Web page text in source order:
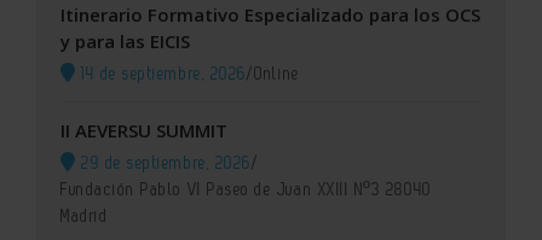
Itinerario Formativo Especializado para los OCS
y para las EICIS
14 de septiembre, 2026/Online
II AEVERSU SUMMIT
29 de septiembre, 2026/
Fundación Pablo VI Paseo de Juan XXIII Nº3 28040
Madrid